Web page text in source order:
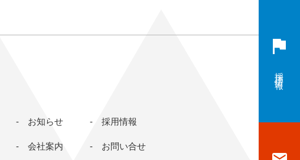
採用情報
お知らせ
会社案内
採用情報
お問い合せ